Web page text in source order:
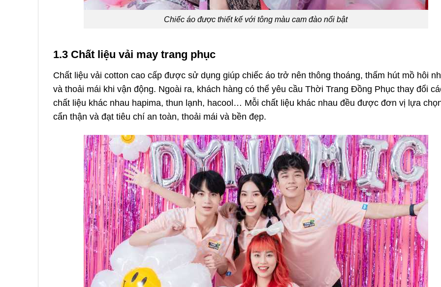
Chiếc áo được thiết kế với tông màu cam đào nổi bật
1.3 Chất liệu vải may trang phục
Chất liệu vải cotton cao cấp được sử dụng giúp chiếc áo trở nên thông thoáng, thấm hút mồ hôi
và thoải mái khi vận động. Ngoài ra, khách hàng có thể yêu cầu Thời Trang Đồng Phục thay đổi
chất liệu khác nhau hapima, thun lạnh, hacool… Mỗi chất liệu khác nhau đều được đơn vị lựa
cẩn thận và đạt tiêu chí an toàn, thoải mái và bền đẹp.